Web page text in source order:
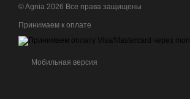
© Agnia 2026 Все права защищены
Принимаем к оплате
Мобильная версия